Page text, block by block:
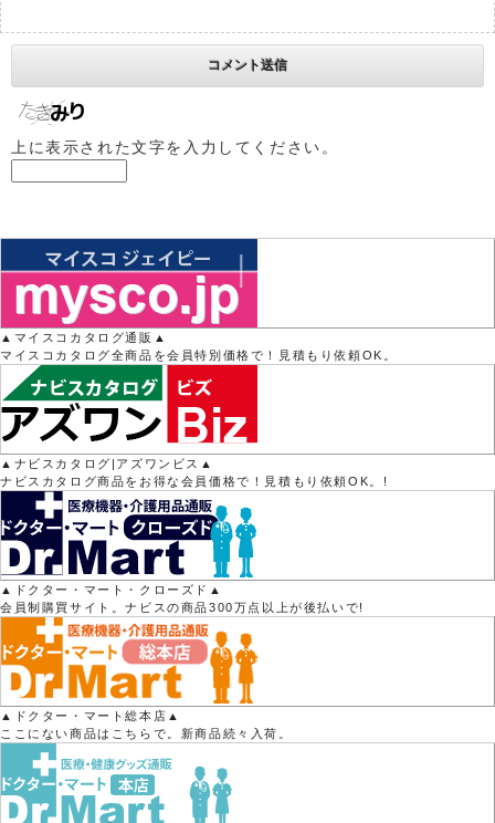
上に表示された文字を入力してください。
▲マイスコカタログ通販▲
マイスコカタログ全商品を会員特別価格で！見積もり依頼OK。
▲ナビスカタログ|アズワンビス▲
ナビスカタログ商品をお得な会員価格で！見積もり依頼OK。!
▲ドクター・マート・クローズド▲
会員制購買サイト。ナビスの商品300万点以上が後払いで!
▲ドクター・マート総本店▲
ここにない商品はこちらで。新商品続々入荷。